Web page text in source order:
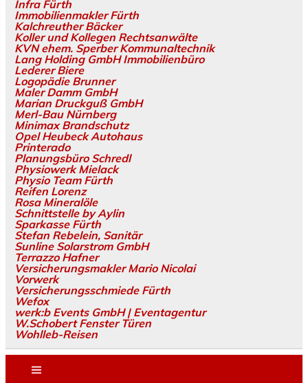
Infra Fürth
Immobilienmakler Fürth
Kalchreuther Bäcker
Koller und Kollegen Rechtsanwälte
KVN ehem. Sperber Kommunaltechnik
Lang Holding GmbH Immobilienbüro
Lederer Biere
Logopädie Brunner
Maler Damm GmbH
Marian Druckguß GmbH
Merl-Bau Nürnberg
Minimax Brandschutz
Opel Heubeck Autohaus
Printerado
Planungsbüro Schredl
Physiowerk Mielack
Physio Team Fürth
Reifen Lorenz
Rosa Mineralöle
Schnittstelle by Aylin
Sparkasse Fürth
Stefan Rebelein, Sanitär
Sunline Solarstrom GmbH
Terrazzo Hafner
Versicherungsmakler Mario Nicolai
Vorwerk
Versicherungsschmiede Fürth
Wefox
werk:b Events GmbH | Eventagentur
W.Schobert Fenster Türen
Wohlleb-Reisen